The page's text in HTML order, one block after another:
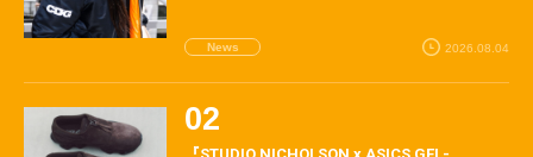
News 2026.08.04